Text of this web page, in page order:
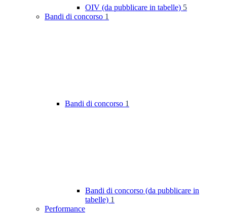
OIV (da pubblicare in tabelle) 5
Bandi di concorso 1
Bandi di concorso 1
Bandi di concorso (da pubblicare in
tabelle) 1
Performance